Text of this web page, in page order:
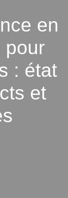
en
pour
: état
et